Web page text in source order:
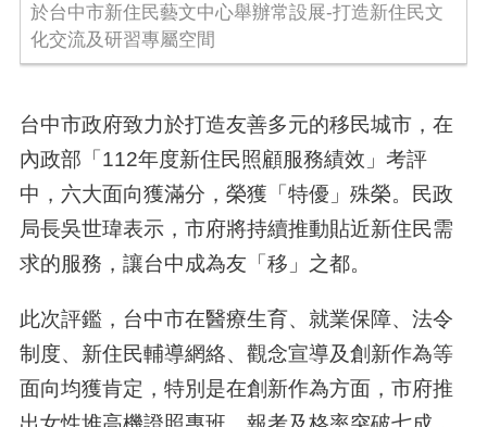
於台中市新住民藝文中心舉辦常設展-打造新住民文
化交流及研習專屬空間
台中市政府致力於打造友善多元的移民城市，在
內政部「112年度新住民照顧服務績效」考評
中，六大面向獲滿分，榮獲「特優」殊榮。民政
局長吳世瑋表示，市府將持續推動貼近新住民需
求的服務，讓台中成為友「移」之都。
此次評鑑，台中市在醫療生育、就業保障、法令
制度、新住民輔導網絡、觀念宣導及創新作為等
面向均獲肯定，特別是在創新作為方面，市府推